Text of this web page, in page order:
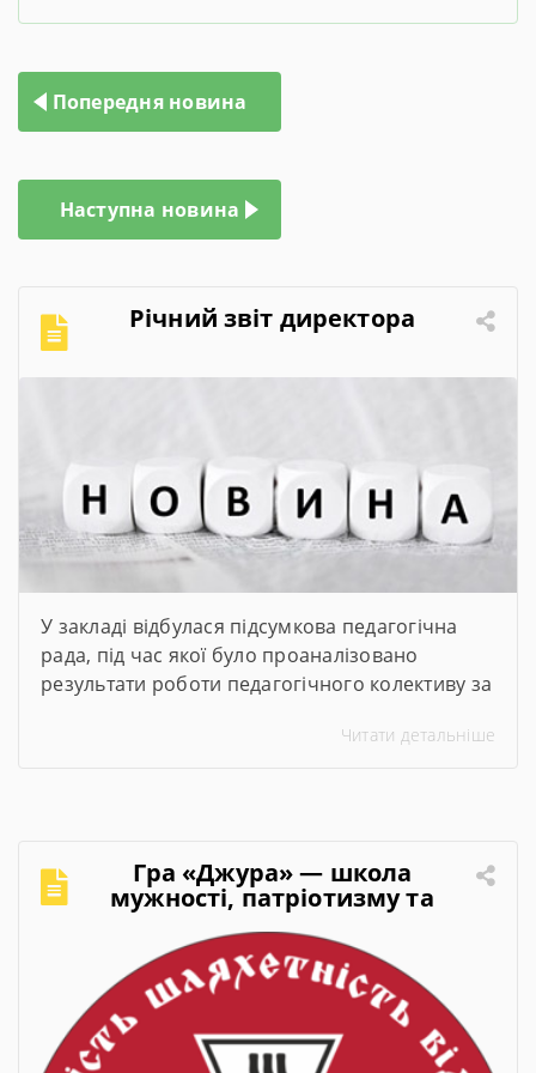
Навігація
записів
Попередня новина
Наступна новина
Річний звіт директора
У закладі відбулася підсумкова педагогічна
рада, під час якої було проаналізовано
результати роботи педагогічного колективу за
представив підсумки навчального року,
Читати детальніше
Гра «Джура» — школа
мужності, патріотизму та
лідерства